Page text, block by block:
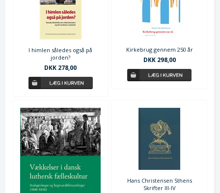
I himlen således også på
jorden?
DKK 278,00
Kirkebrug gennem 250 år
DKK 298,00
Hans Christensen Sthens
Skrifter III-IV